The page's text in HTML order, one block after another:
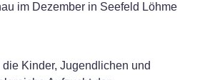
im Dezember in Seefeld Löhme
Kinder, Jugendlichen und